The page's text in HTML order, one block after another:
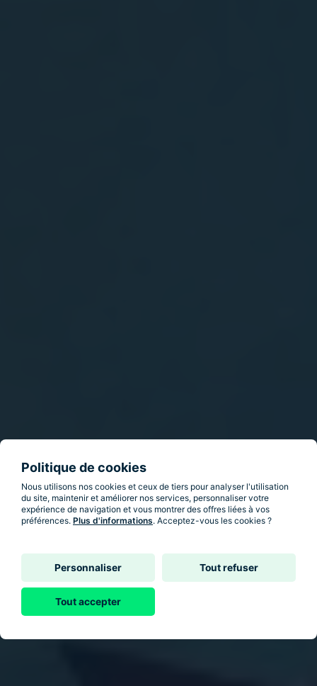
Politique de cookies
Nous utilisons nos cookies et ceux de tiers pour analyser l'utilisation
du site, maintenir et améliorer nos services, personnaliser votre
expérience de navigation et vous montrer des offres liées à vos
préférences. Plus d'informations. Acceptez-vous les cookies ?
Personnaliser Tout refuser
Tout accepter